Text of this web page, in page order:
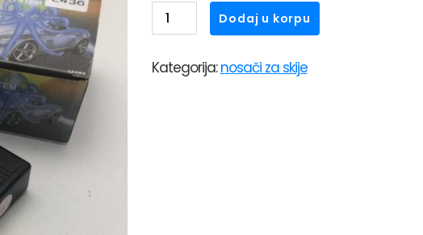
MODUL
ZA
CENTRALNO
Dodaj u korpu
Kategorija:nosači za skije